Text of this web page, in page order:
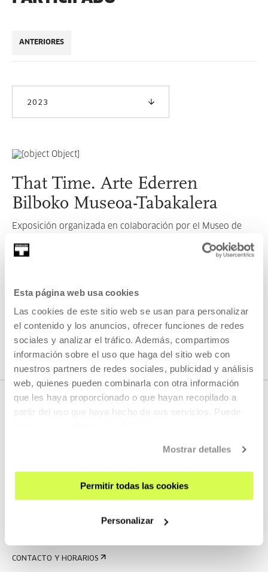
Esta página web usa cookies
Las cookies de este sitio web se usan para personalizar
el contenido y los anuncios, ofrecer funciones de redes
sociales y analizar el tráfico. Además, compartimos
información sobre el uso que haga del sitio web con
nuestros partners de redes sociales, publicidad y análisis
web, quienes pueden combinarla con otra información
que les haya proporcionado o que hayan recopilado a
partir del uso que haya hecho de sus servicios. Puede
Mostrar detalles
Permitir todas las cookies
Personalizar
ANTERIORES
2023
That Time. Arte Ederren
Bilboko Museoa-Tabakalera
Exposición organizada en colaboración por el Museo de
VER TODOS LOS ARTISTAS Y CREADORES/AS
CONTACTO Y HORARIOS